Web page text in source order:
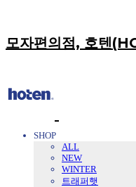
모자편의점, 호텐
SHOP
ALL
NEW
WINTER
트래퍼햇